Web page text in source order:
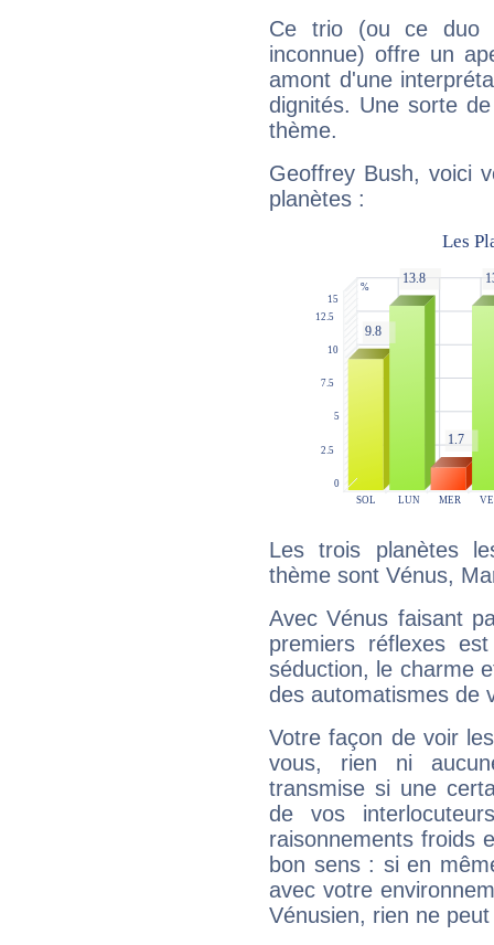
Ce trio (ou ce duo
inconnue) offre un
amont d'une
dignités. Une sorte
thème.
Geoffrey Bush, voici
planètes :
Les trois planètes
thème sont Vénus,
Avec Vénus faisant
premiers réflexes
séduction, le charme
des automatismes de
Votre façon de voir
vous, rien ni
transmise si une
de vos
raisonnements froids
bon sens : si en
avec votre
Vénusien, rien ne